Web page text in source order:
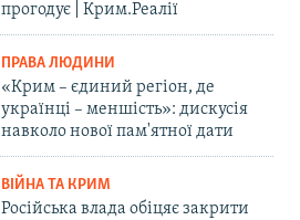
прогодує | Крим.Реалії
ПРАВА ЛЮДИНИ
«Крим – єдиний регіон, де
українці – меншість»: дискусія
навколо нової пам'ятної дати
ВІЙНА ТА КРИМ
Російська влада обіцяє закрити